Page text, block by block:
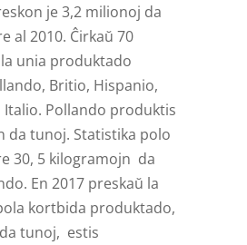
je 3,2 milionoj da
al 2010. Ĉirkaŭ 70
unia produktado
Britio, Hispanio,
Italio. Pollando produktis
da tunoj. Statistika polo
30, 5 kilogramojn da
En 2017 preskaŭ la
kortbida produktado,
tunoj, estis